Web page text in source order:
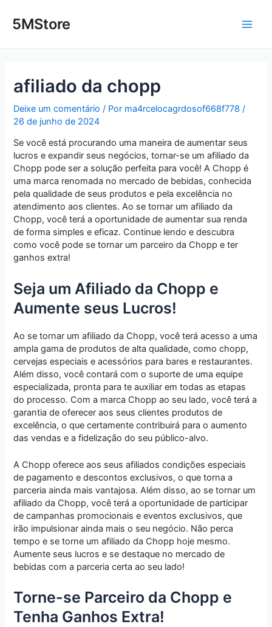
para5MStore
afiliado da chopp
Deixe um comentário / Por ma4rcelocagrdosof668f778/
26 de junho de 2024
Se você está procurando uma maneira de aumentar seus
lucros e expandir seus negócios, tornar-se um afiliado da
Chopp pode ser a solução perfeita para você! A Chopp é
uma marca renomada no mercado de bebidas, conhecida
pela qualidade de seus produtos e pela excelência no
atendimento aos clientes. Ao se tornar um afiliado da
Chopp, você terá a oportunidade de aumentar sua renda
de forma simples e eficaz. Continue lendo e descubra
como você pode se tornar um parceiro da Chopp e ter
ganhos extra!
Seja um Afiliado da Chopp e
Aumente seus Lucros!
Ao se tornar um afiliado da Chopp, você terá acesso a uma
ampla gama de produtos de alta qualidade, como chopp,
cervejas especiais e acessórios para bares e restaurantes.
Além disso, você contará com o suporte de uma equipe
especializada, pronta para te auxiliar em todas as etapas
do processo. Com a marca Chopp ao seu lado, você terá a
garantia de oferecer aos seus clientes produtos de
excelência, o que certamente contribuirá para o aumento
das vendas e a fidelização do seu público-alvo.
A Chopp oferece aos seus afiliados condições especiais
de pagamento e descontos exclusivos, o que torna a
parceria ainda mais vantajosa. Além disso, ao se tornar um
afiliado da Chopp, você terá a oportunidade de participar
de campanhas promocionais e eventos exclusivos, que
irão impulsionar ainda mais o seu negócio. Não perca
tempo e se torne um afiliado da Chopp hoje mesmo.
Aumente seus lucros e se destaque no mercado de
bebidas com a parceria certa ao seu lado!
Torne-se Parceiro da Chopp e
Tenha Ganhos Extra!
navigation